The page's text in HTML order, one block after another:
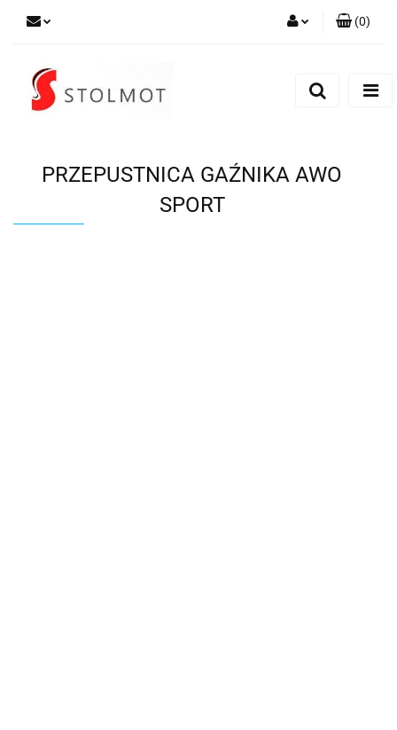
(0)
PRZEPUSTNICA GAŹNIKA AWO
SPORT